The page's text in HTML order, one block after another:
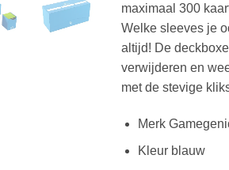
maximaal 300
Welke sleeves je
altijd! De
verwijderen en
met de stevige
Merk
Kleur blauw